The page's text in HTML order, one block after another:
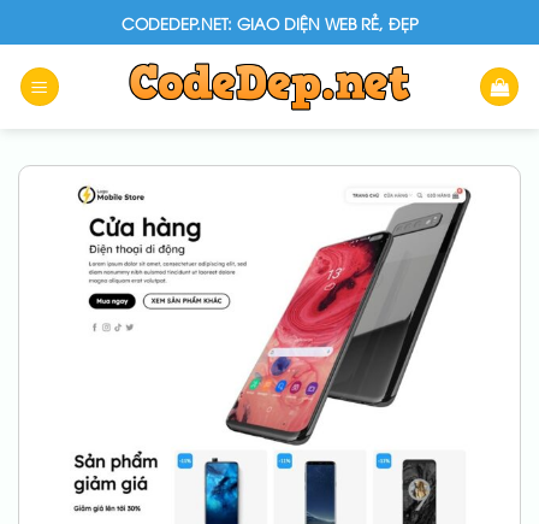
to
content
CODEDEP.NET: GIAO DIỆN WEB RẺ, ĐẸP